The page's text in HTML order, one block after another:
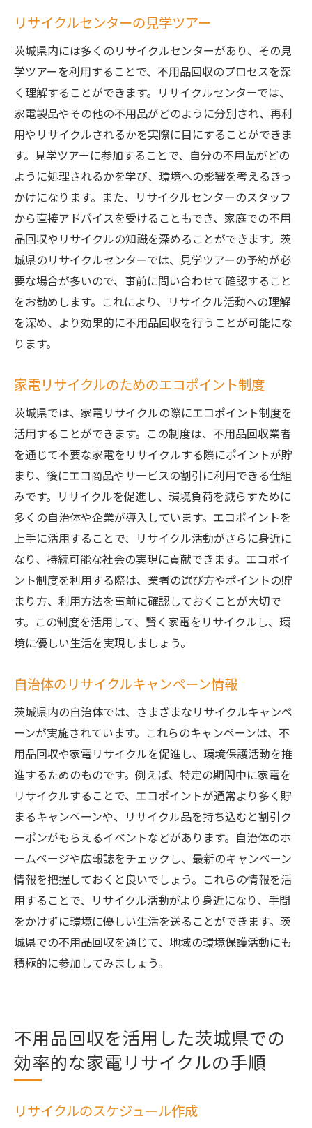
リサイクルセンターの見学ツアー
茨城県内には多くのリサイクルセンターがあり、その見
学ツアーを利用することで、不用品回収のプロセスを深
く理解することができます。リサイクルセンターでは、
家電製品やその他の不用品がどのように分別され、再利
用やリサイクルされるかを実際に目にすることができま
す。見学ツアーに参加することで、自分の不用品がどの
ように処理されるかを学び、環境への影響を考えるきっ
かけになります。また、リサイクルセンターのスタッフ
から直接アドバイスを受けることもでき、家庭での不用
品回収やリサイクルの知識を深めることができます。茨
城県のリサイクルセンターでは、見学ツアーの予約が必
要な場合が多いので、事前に問い合わせて確認すること
をお勧めします。これにより、リサイクル活動への理解
を深め、より効果的に不用品回収を行うことが可能にな
ります。
家電リサイクルのためのエコポイント制度
茨城県では、家電リサイクルの際にエコポイント制度を
活用することができます。この制度は、不用品回収業者
を通じて不要な家電をリサイクルする際にポイントが貯
まり、後にエコ商品やサービスの割引に利用できる仕組
みです。リサイクルを促進し、環境負荷を減らすために
多くの自治体や企業が導入しています。エコポイントを
上手に活用することで、リサイクル活動がさらに身近に
なり、持続可能な社会の実現に貢献できます。エコポイ
ント制度を利用する際は、業者の選び方やポイントの貯
まり方、利用方法を事前に確認しておくことが大切で
す。この制度を活用して、賢く家電をリサイクルし、環
境に優しい生活を実現しましょう。
自治体のリサイクルキャンペーン情報
茨城県内の自治体では、さまざまなリサイクルキャンペ
ーンが実施されています。これらのキャンペーンは、不
用品回収や家電リサイクルを促進し、環境保護活動を推
進するためのものです。例えば、特定の期間中に家電を
リサイクルすることで、エコポイントが通常より多く貯
まるキャンペーンや、リサイクル品を持ち込むと割引ク
ーポンがもらえるイベントなどがあります。自治体のホ
ームページや広報誌をチェックし、最新のキャンペーン
情報を把握しておくと良いでしょう。これらの情報を活
用することで、リサイクル活動がより身近になり、手間
をかけずに環境に優しい生活を送ることができます。茨
城県での不用品回収を通じて、地域の環境保護活動にも
積極的に参加してみましょう。
不用品回収を活用した茨城県での
効率的な家電リサイクルの手順
リサイクルのスケジュール作成